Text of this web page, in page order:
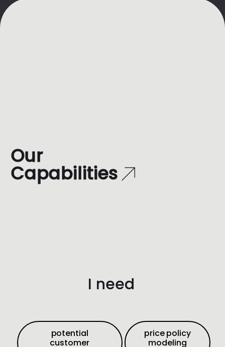
I need
potential
customer
price policy
modeling
Our
Capabilities